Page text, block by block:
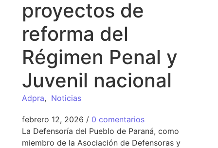
proyectos de
reforma del
Régimen Penal y
Juvenil nacional
Adpra, Noticias
febrero 12, 2026 / 0 comentarios
La Defensoría del Pueblo de Paraná, como
miembro de la Asociación de Defensoras y